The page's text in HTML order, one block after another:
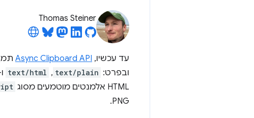
Thomas Steiner
עד עכשיו, Async Clipboard API
ובפרט: text/plain
,‏
text/html
HTML אלמנטים מוטמעים מסוג
PNG.